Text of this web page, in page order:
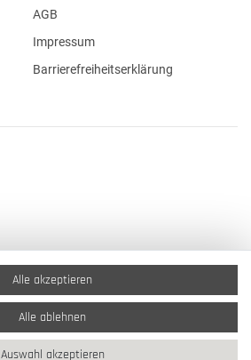
AGB
Impressum
Barrierefreiheitserklärung
Alle akzeptieren
Alle ablehnen
Auswahl akzeptieren